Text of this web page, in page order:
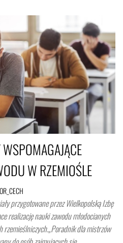
W RZEMIOŚLE
przygotowane przez Wielkopolską Izbę
realizację nauki zawodu młodocianych
dla mistrzów